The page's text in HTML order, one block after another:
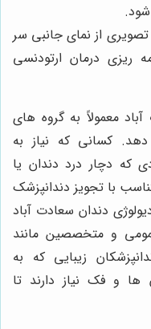
تصویری از نمای جانبی سر
ریزی درمان ارتودنسی
معمولاً به گروه های
کسانی که نیاز به
که دچار درد دندان یا
با تجویز دندانپزشک
دندان سعادت آباد
و متخصصین مانند
زیبایی که به
و فک نیاز دارند تا